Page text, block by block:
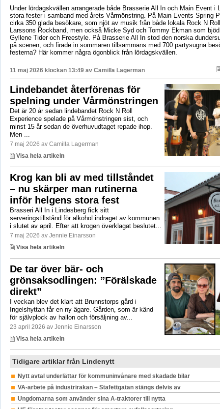
Under lördagskvällen arrangerade både Brasserie All In och Main Event i
stora fester i samband med årets Vårmönstring. På Main Events Spring
cirka 350 glada besökare, som njöt av musik från både lokala Rock N
Larssons Rockband, men också Micke Syd och Tommy Ekman som
Gyllene Tider och Freestyle. På Brasserie All In stod den norska
på scenen, och firade in sommaren tillsammans med 700 partysugna
festerna? Här kommer några ögonblick från lördagskvällen.
11 maj 2026 klockan 13:49 av Camilla Lagerman
Lindebandet återförenas för
spelning under Vårmönstringen
Det är 20 år sedan lindebandet Rock N Roll
Experience spelade på Vårmönstringen sist, och
minst 15 år sedan de överhuvudtaget repade ihop.
Men ...
7 maj 2026 av Camilla Lagerman
Visa hela artikeln
Krog kan bli av med tillståndet
– nu skärper man rutinerna
inför helgens stora fest
Brasseri All In i Lindesberg fick sitt
serveringstillstånd för alkohol indraget av kommunen
i slutet av april. Efter att krogen överklagat beslutet...
7 maj 2026 av Jennie Einarsson
Visa hela artikeln
De tar över bär- och
grönsaksodlingen: ”Förälskade
direkt”
I veckan blev det klart att Brunnstorps gård i
Ingelshyttan får en ny ägare. Gården, som är känd
för självplock av hallon och försäljning av...
23 april 2026 av Jennie Einarsson
Visa hela artikeln
Tidigare artiklar från Lindenytt
Nytt avtal underlättar för kommuninvånare med skadade bilar
VA-arbete på industrirakan – Stafettgatan stängs delvis av
Ungdomarna som använder sina A-traktorer till nytta